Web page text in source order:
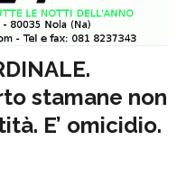
stamane non
E’ omicidio.